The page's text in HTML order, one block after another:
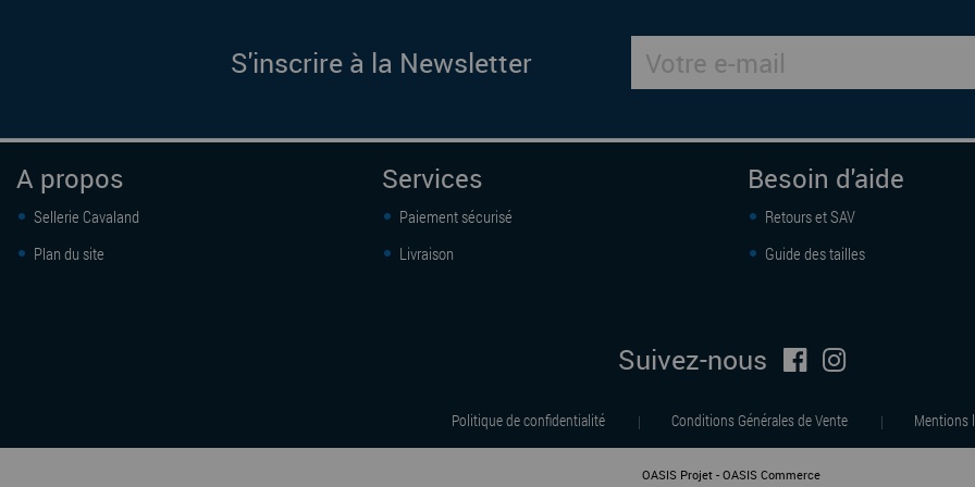
S'inscrire à la Newsletter
A propos
Sellerie Cavaland
Plan du site
Services
Paiement sécurisé
Livraison
Besoin d'aide
Retours et SAV
Guide des tailles
Suivez-nous
Politique de confidentialité | Conditions Générales de Vente | Mentions
OASIS Projet - OASIS Commerce